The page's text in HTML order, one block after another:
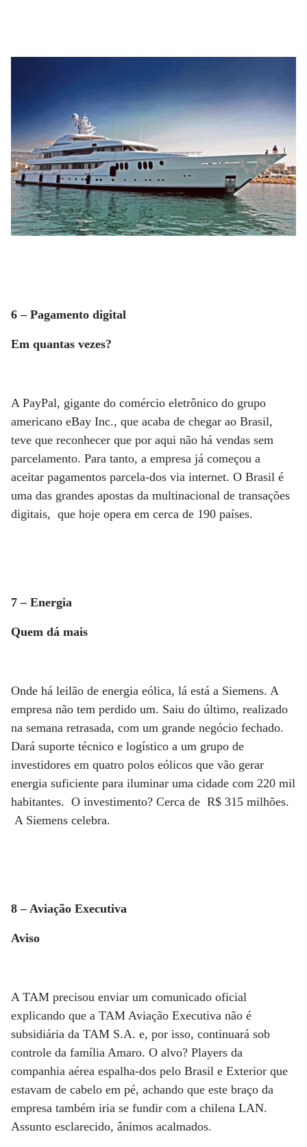
6 – Pagamento digital
Em quantas vezes?
A PayPal, gigante do comércio eletrônico do grupo
americano eBay Inc., que acaba de chegar ao Brasil,
teve que reconhecer que por aqui não há vendas sem
parcelamento. Para tanto, a empresa já começou a
aceitar pagamentos parcela-dos via internet. O Brasil é
uma das grandes apostas da multinacional de transações
digitais, que hoje opera em cerca de 190 países.
7 – Energia
Quem dá mais
Onde há leilão de energia eólica, lá está a Siemens. A
empresa não tem perdido um. Saiu do último, realizado
na semana retrasada, com um grande negócio fechado.
Dará suporte técnico e logístico a um grupo de
investidores em quatro polos eólicos que vão gerar
energia suficiente para iluminar uma cidade com 220 mil
habitantes. O investimento? Cerca de R$ 315 milhões.
A Siemens celebra.
8 – Aviação Executiva
Aviso
A TAM precisou enviar um comunicado oficial
explicando que a TAM Aviação Executiva não é
subsidiária da TAM S.A. e, por isso, continuará sob
controle da família Amaro. O alvo? Players da
companhia aérea espalha-dos pelo Brasil e Exterior que
estavam de cabelo em pé, achando que este braço da
empresa também iria se fundir com a chilena LAN.
Assunto esclarecido, ânimos acalmados.